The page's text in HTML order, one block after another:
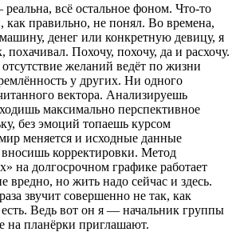
всё остальное фоном. Что-то
как правильно, не понял. Во времена,
машину, денег или конкретную девицу, я
похачивал. Похочу, похочу, да и расхочу.
желаний ведёт по жизни
у других. Ни одного
вектора. Анализируешь
максимально перспективное
без эмоций топаешь курсом
меняется и исходные данные
корректировки. Метод
на долгосрочном графике работает
вредно, но жить надо сейчас и здесь.
звучит совершенно не так, как
Ведь вот он я — начальник группы
на планёрки приглашают.